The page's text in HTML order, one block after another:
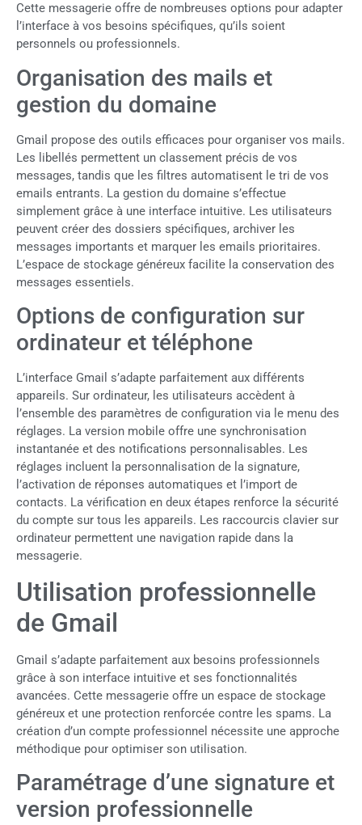
Cette messagerie offre de nombreuses options pour adapter
l’interface à vos besoins spécifiques, qu’ils soient
personnels ou professionnels.
Organisation des mails et
gestion du domaine
Gmail propose des outils efficaces pour organiser vos mails.
Les libellés permettent un classement précis de vos
messages, tandis que les filtres automatisent le tri de vos
emails entrants. La gestion du domaine s’effectue
simplement grâce à une interface intuitive. Les utilisateurs
peuvent créer des dossiers spécifiques, archiver les
messages importants et marquer les emails prioritaires.
L’espace de stockage généreux facilite la conservation des
messages essentiels.
Options de configuration sur
ordinateur et téléphone
L’interface Gmail s’adapte parfaitement aux différents
appareils. Sur ordinateur, les utilisateurs accèdent à
l’ensemble des paramètres de configuration via le menu des
réglages. La version mobile offre une synchronisation
instantanée et des notifications personnalisables. Les
réglages incluent la personnalisation de la signature,
l’activation de réponses automatiques et l’import de
contacts. La vérification en deux étapes renforce la sécurité
du compte sur tous les appareils. Les raccourcis clavier sur
ordinateur permettent une navigation rapide dans la
messagerie.
Utilisation professionnelle
de Gmail
Gmail s’adapte parfaitement aux besoins professionnels
grâce à son interface intuitive et ses fonctionnalités
avancées. Cette messagerie offre un espace de stockage
généreux et une protection renforcée contre les spams. La
création d’un compte professionnel nécessite une approche
méthodique pour optimiser son utilisation.
Paramétrage d’une signature et
version professionnelle